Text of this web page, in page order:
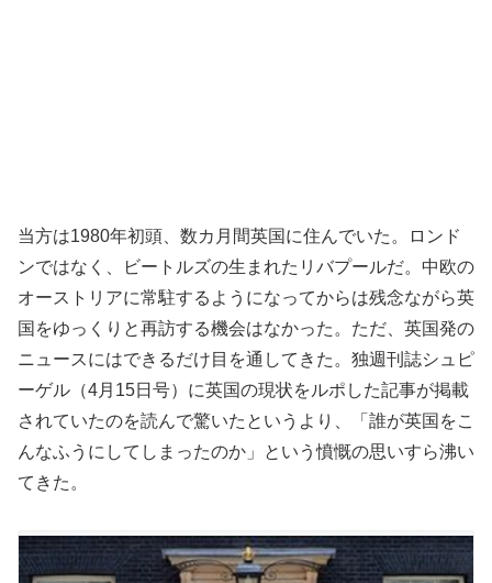
当方は1980年初頭、数カ月間英国に住んでいた。ロンド
ンではなく、ビートルズの生まれたリバプールだ。中欧の
オーストリアに常駐するようになってからは残念ながら英
国をゆっくりと再訪する機会はなかった。ただ、英国発の
ニュースにはできるだけ目を通してきた。独週刊誌シュピ
ーゲル（4月15日号）に英国の現状をルポした記事が掲載
されていたのを読んで驚いたというより、「誰が英国をこ
んなふうにしてしまったのか」という憤慨の思いすら沸い
てきた。